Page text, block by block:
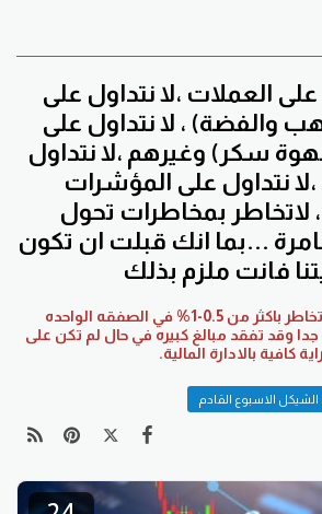
العملات ،لا نتداول على
والفضة) ، لا نتداول على
سكر) وغيرهم ،لا نتداول
نتداول على المؤشرات
لاتخاطر بمخاطرات تحول
...بما انك قبلت ان تكون
فانت ملزم بذلك
اخلاء مسؤولية : لاتخاطر باكثر من 0.5-1% في الصفقه الواحده
جدا وقد تفقد مبالغ كبيره في حال لم تكن على
كافية بالادارة المالية.
الاسبوع القادم